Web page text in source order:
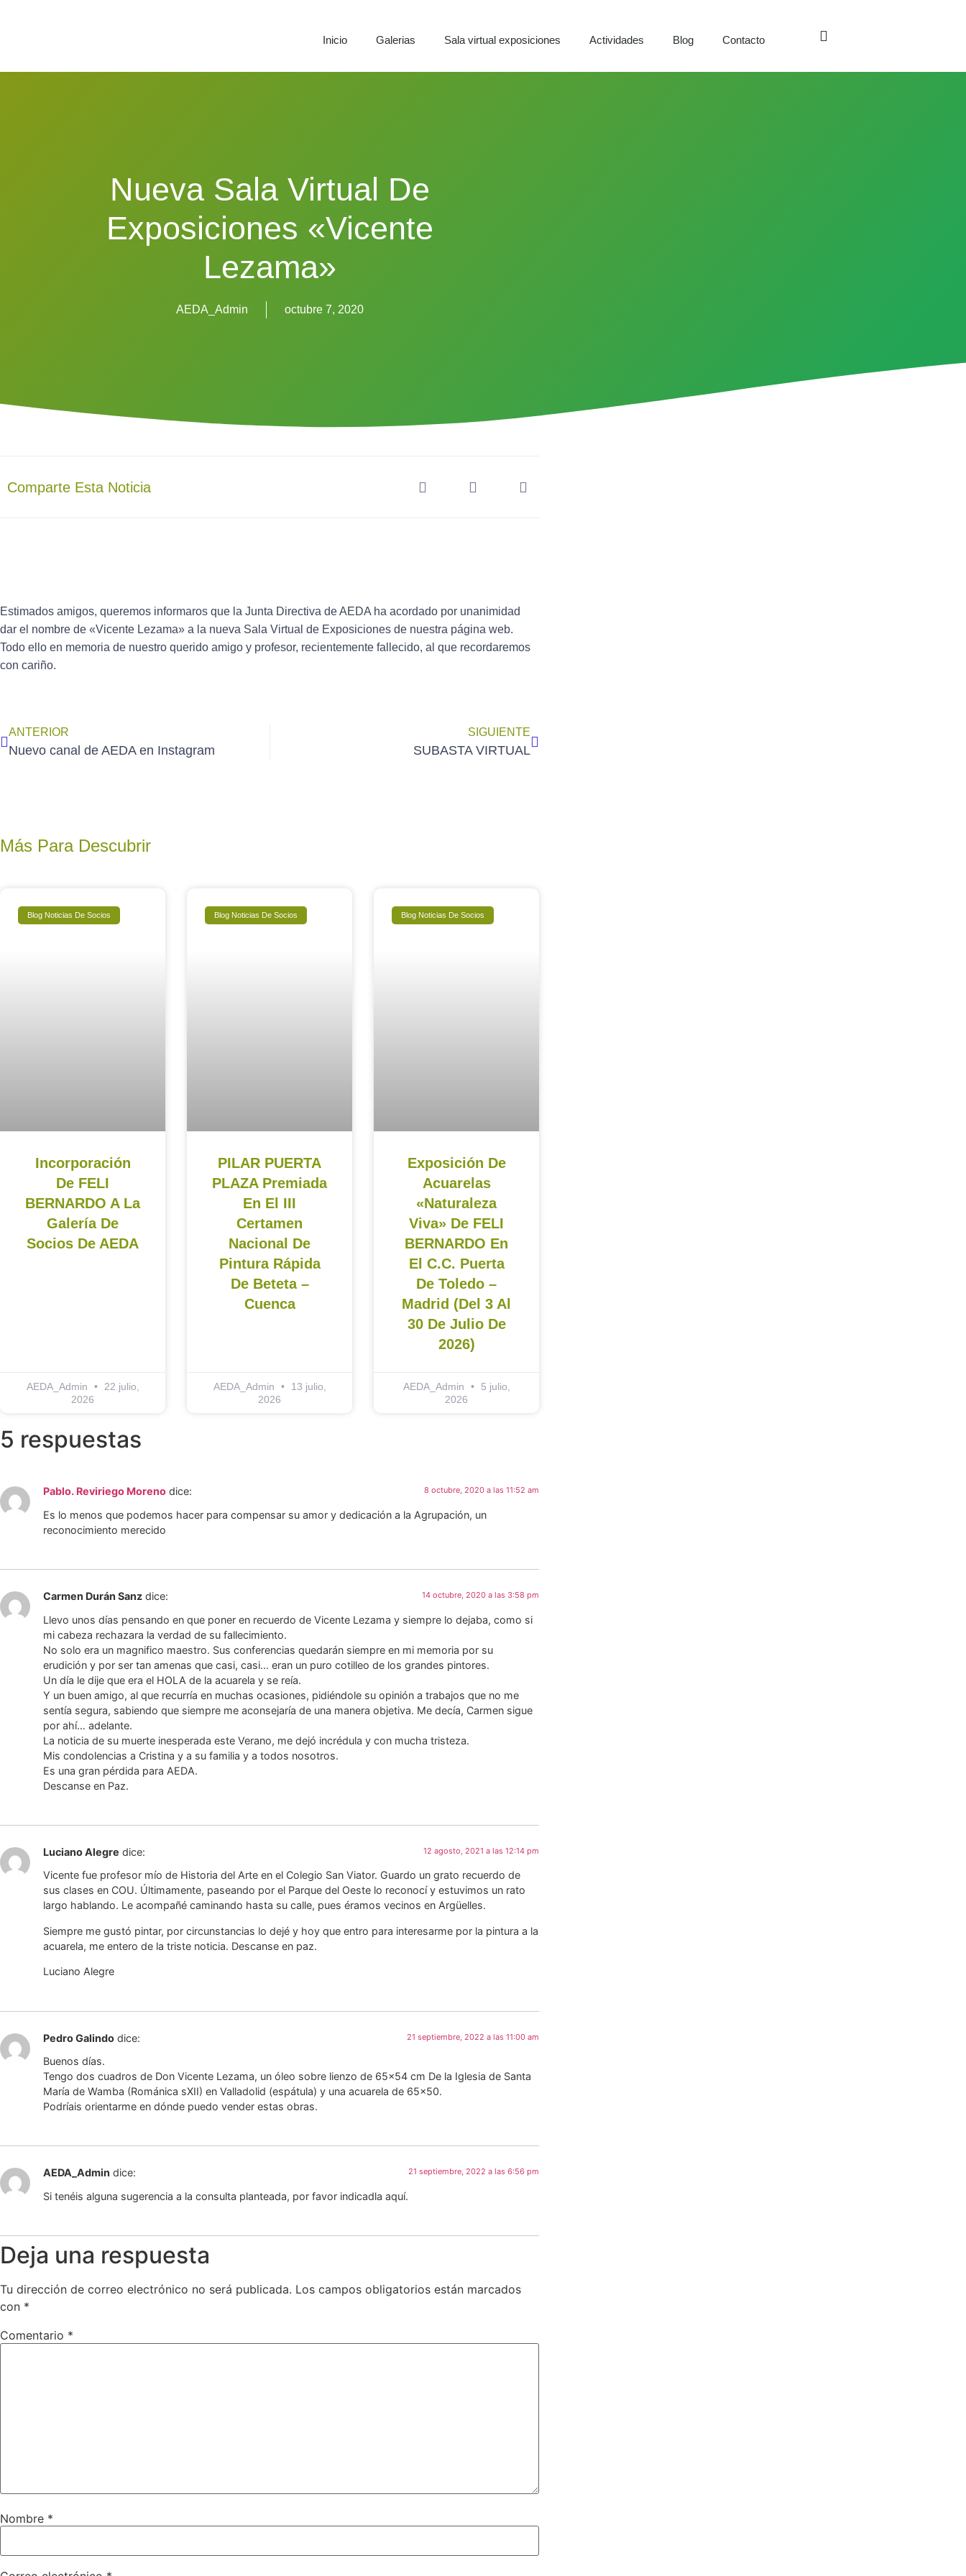
Inicio Galerias Sala virtual exposiciones Actividades Blog Contacto
Nueva Sala Virtual De
Exposiciones «Vicente
Lezama»
AEDA_Admin octubre 7, 2020
Comparte Esta Noticia
Estimados amigos, queremos informaros que la Junta Directiva de AEDA ha acordado por unanimidad
dar el nombre de «Vicente Lezama» a la nueva Sala Virtual de Exposiciones de nuestra página web.
Todo ello en memoria de nuestro querido amigo y profesor, recientemente fallecido, al que recordaremos
con cariño.
ANTERIOR
Nuevo canal de AEDA en Instagram
SIGUIENTE
SUBASTA VIRTUAL
Más Para Descubrir
Blog Noticias De Socios
Incorporación
De FELI
BERNARDO A La
Galería De
Socios De AEDA
AEDA_Admin
22 julio,
2026
Blog Noticias De Socios
PILAR PUERTA
PLAZA Premiada
En El III
Certamen
Nacional De
Pintura Rápida
De Beteta –
Cuenca
AEDA_Admin
13 julio,
2026
Blog Noticias De Socios
Exposición De
Acuarelas
«Naturaleza
Viva» De FELI
BERNARDO En
El C.C. Puerta
De Toledo –
Madrid (del 3 Al
30 De Julio De
2026)
AEDA_Admin
5 julio,
2026
5 respuestas
Pablo. Reviriego Moreno dice: 8 octubre, 2020 a las 11:52 am
Es lo menos que podemos hacer para compensar su amor y dedicación a la Agrupación, un
reconocimiento merecido
Carmen Durán Sanz dice: 14 octubre, 2020 a las 3:58 pm
Llevo unos días pensando en que poner en recuerdo de Vicente Lezama y siempre lo dejaba, como si
mi cabeza rechazara la verdad de su fallecimiento.
No solo era un magnifico maestro. Sus conferencias quedarán siempre en mi memoria por su
erudición y por ser tan amenas que casi, casi… eran un puro cotilleo de los grandes pintores.
Un día le dije que era el HOLA de la acuarela y se reía.
Y un buen amigo, al que recurría en muchas ocasiones, pidiéndole su opinión a trabajos que no me
sentía segura, sabiendo que siempre me aconsejaría de una manera objetiva. Me decía, Carmen sigue
por ahí… adelante.
La noticia de su muerte inesperada este Verano, me dejó incrédula y con mucha tristeza.
Mis condolencias a Cristina y a su familia y a todos nosotros.
Es una gran pérdida para AEDA.
Descanse en Paz.
Luciano Alegre dice: 12 agosto, 2021 a las 12:14 pm
Vicente fue profesor mío de Historia del Arte en el Colegio San Viator. Guardo un grato recuerdo de
sus clases en COU. Últimamente, paseando por el Parque del Oeste lo reconocí y estuvimos un rato
largo hablando. Le acompañé caminando hasta su calle, pues éramos vecinos en Argüelles.
Siempre me gustó pintar, por circunstancias lo dejé y hoy que entro para interesarme por la pintura a la
acuarela, me entero de la triste noticia. Descanse en paz.
Luciano Alegre
Pedro Galindo dice: 21 septiembre, 2022 a las 11:00 am
Buenos días.
Tengo dos cuadros de Don Vicente Lezama, un óleo sobre lienzo de 65×54 cm De la Iglesia de Santa
María de Wamba (Románica sXII) en Valladolid (espátula) y una acuarela de 65×50.
Podríais orientarme en dónde puedo vender estas obras.
AEDA_Admin dice: 21 septiembre, 2022 a las 6:56 pm
Si tenéis alguna sugerencia a la consulta planteada, por favor indicadla aquí.
Deja una respuesta
Tu dirección de correo electrónico no será publicada. Los campos obligatorios están marcados
con *
Comentario *
Nombre *